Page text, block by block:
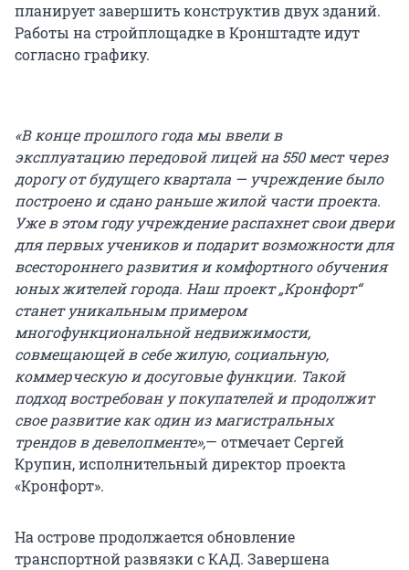
планирует завершить конструктив двух зданий.
Работы на стройплощадке в Кронштадте идут
согласно графику.
«В конце прошлого года мы ввели в
эксплуатацию передовой лицей на 550 мест через
дорогу от будущего квартала — учреждение было
построено и сдано раньше жилой части проекта.
Уже в этом году учреждение распахнет свои двери
для первых учеников и подарит возможности для
всестороннего развития и комфортного обучения
юных жителей города. Наш проект „Кронфорт“
станет уникальным примером
многофункциональной недвижимости,
совмещающей в себе жилую, социальную,
коммерческую и досуговые функции. Такой
подход востребован у покупателей и продолжит
свое развитие как один из магистральных
трендов в девелопменте»,— отмечает Сергей
Крупин, исполнительный директор проекта
«Кронфорт».
На острове продолжается обновление
транспортной развязки с КАД. Завершена